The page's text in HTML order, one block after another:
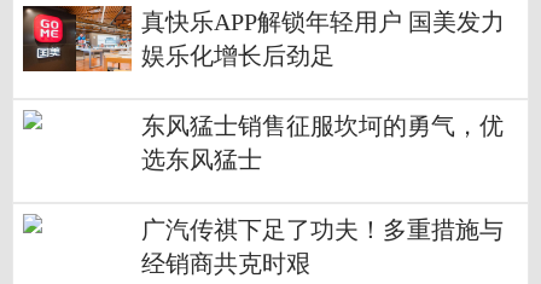
真快乐APP解锁年轻用户 国美发力
娱乐化增长后劲足
东风猛士销售征服坎坷的勇气，优
选东风猛士
广汽传祺下足了功夫！多重措施与
经销商共克时艰